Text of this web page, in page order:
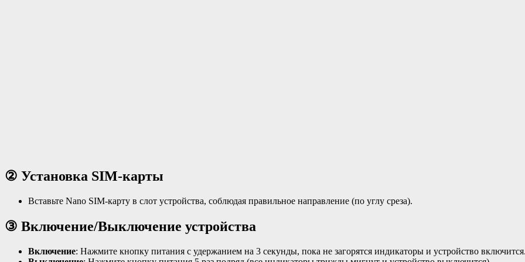
② Установка SIM-карты
Вставьте Nano SIM-карту в слот устройства, соблюдая правильное направление (по углу среза).
③ Включение/Выключение устройства
Включение: Нажмите кнопку питания с удержанием на 3 секунды, пока не загорятся индикаторы и устройство